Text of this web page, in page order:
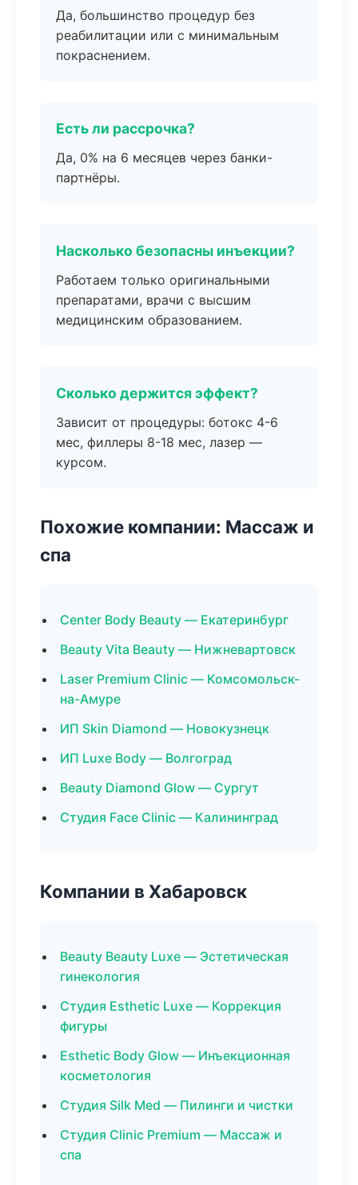
Да, большинство процедур без
реабилитации или с минимальным
покраснением.
Есть ли рассрочка?
Да, 0% на 6 месяцев через банки-
партнёры.
Насколько безопасны инъекции?
Работаем только оригинальными
препаратами, врачи с высшим
медицинским образованием.
Сколько держится эффект?
Зависит от процедуры: ботокс 4-6
мес, филлеры 8-18 мес, лазер —
курсом.
Похожие компании: Массаж и
спа
Center Body Beauty — Екатеринбург
Beauty Vita Beauty — Нижневартовск
Laser Premium Clinic — Комсомольск-
на-Амуре
ИП Skin Diamond — Новокузнецк
ИП Luxe Body — Волгоград
Beauty Diamond Glow — Сургут
Студия Face Clinic — Калининград
Компании в Хабаровск
Beauty Beauty Luxe — Эстетическая
гинекология
Студия Esthetic Luxe — Коррекция
фигуры
Esthetic Body Glow — Инъекционная
косметология
Студия Silk Med — Пилинги и чистки
Студия Clinic Premium — Массаж и
спа